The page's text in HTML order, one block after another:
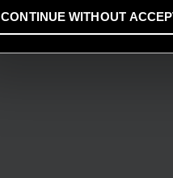
CONTINUE WITHOUT